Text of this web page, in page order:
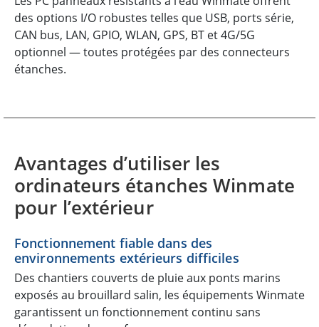
des options I/O robustes telles que USB, ports série,
CAN bus, LAN, GPIO, WLAN, GPS, BT et 4G/5G
optionnel — toutes protégées par des connecteurs
étanches.
Avantages d’utiliser les
ordinateurs étanches Winmate
pour l’extérieur
Fonctionnement fiable dans des
environnements extérieurs difficiles
Des chantiers couverts de pluie aux ponts marins
exposés au brouillard salin, les équipements Winmate
garantissent un fonctionnement continu sans